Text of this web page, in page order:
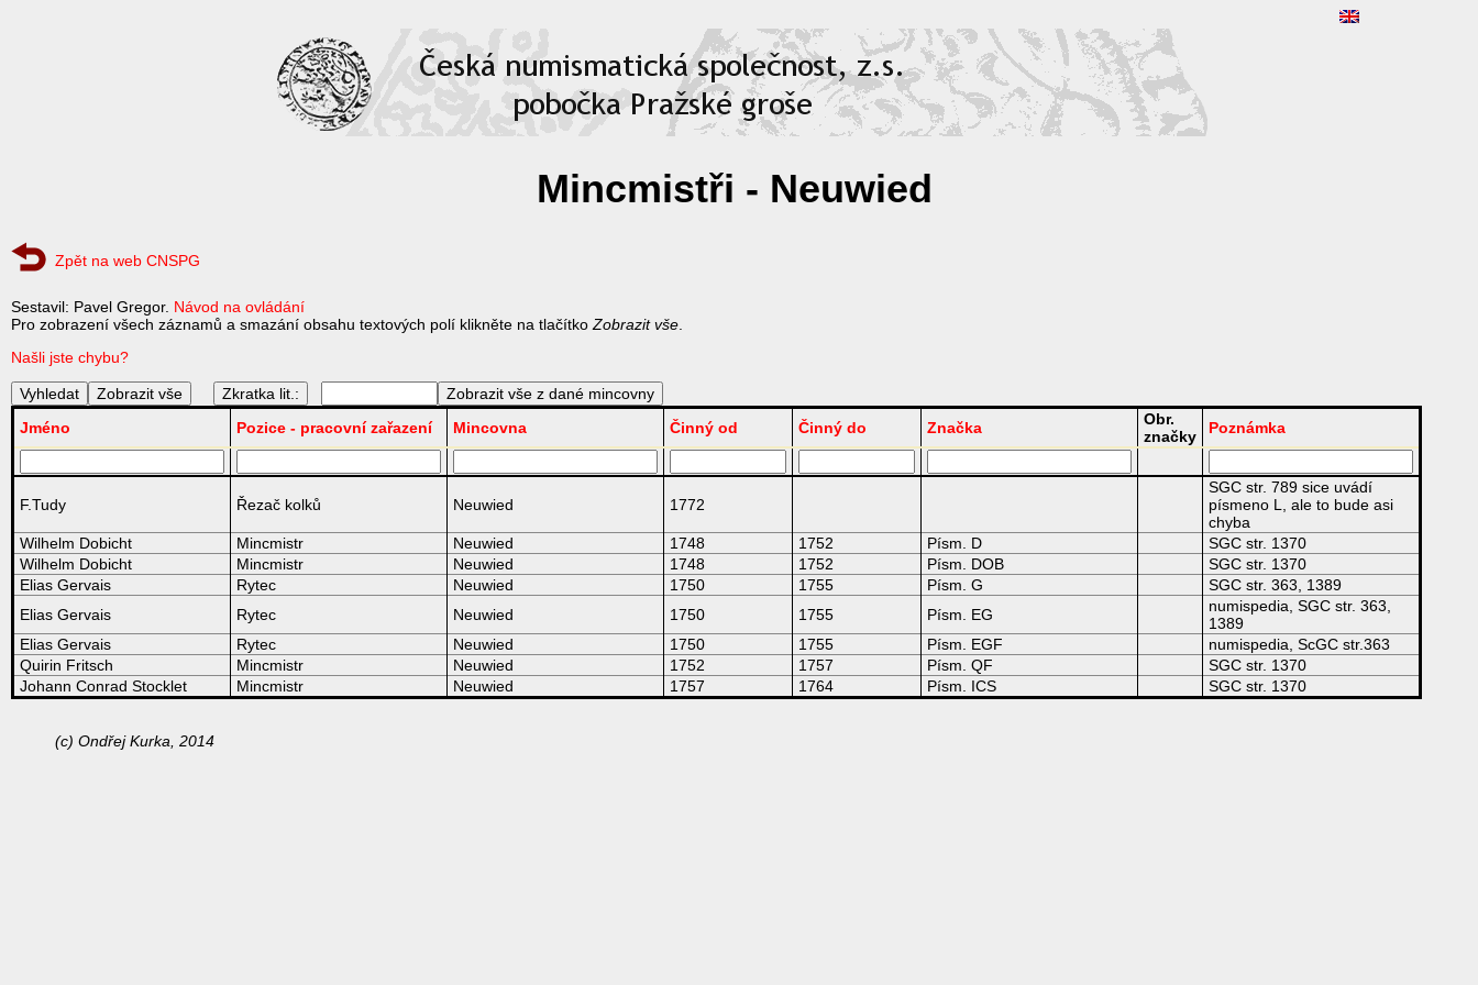
Mincmistři - Neuwied
Zpět na web CNSPG
Sestavil: Pavel Gregor. Návod na ovládání
Pro zobrazení všech záznamů a smazání obsahu textových polí klikněte na tlačítkoZobrazit vše.
Našli jste chybu?
Zkratka lit.:
Jméno
Pozice - pracovní zařazení Mincovna Činný od Činný do Značka
Obr.
značky
Poznámka
F.Tudy Řezač kolků Neuwied 1772
SGC str. 789 sice uvádí
písmeno L, ale to bude asi
chyba
Wilhelm Dobicht
Mincmistr Neuwied 1748 1752 Písm. D
SGC str. 1370
Wilhelm Dobicht
Mincmistr Neuwied 1748 1752 Písm. DOB
SGC str. 1370
Elias Gervais
Rytec Neuwied 1750 1755 Písm. G
SGC str. 363, 1389
Elias Gervais
Rytec Neuwied 1750 1755 Písm. EG
numispedia, SGC str. 363,
1389
Elias Gervais
Rytec Neuwied 1750 1755 Písm. EGF
numispedia, ScGC str.363
Quirin Fritsch
Mincmistr Neuwied 1752 1757 Písm. QF
SGC str. 1370
Johann Conrad Stocklet
Mincmistr Neuwied 1757 1764 Písm. ICS SGC str. 1370
(c) Ondřej Kurka, 2014